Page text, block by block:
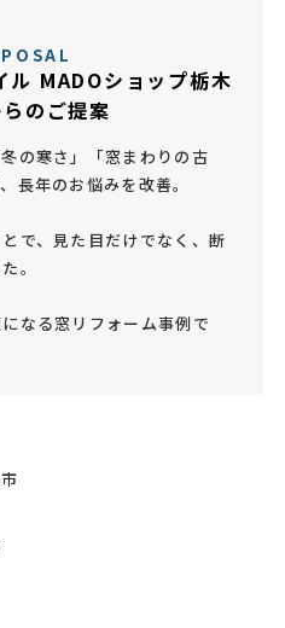
ル MADOショップ栃木
のご提案
の寒さ」「窓まわりの古
長年のお悩みを改善。
で、見た目だけでなく、断
。
なる窓リフォーム事例で